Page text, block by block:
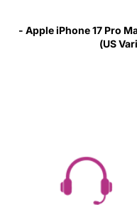
Apple iPhone 17 Pro Max 6.9" 512GB -